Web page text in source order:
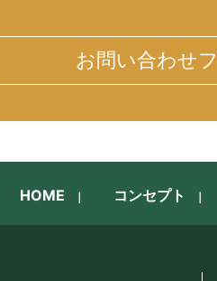
お問い合わせ
HOME コンセプト